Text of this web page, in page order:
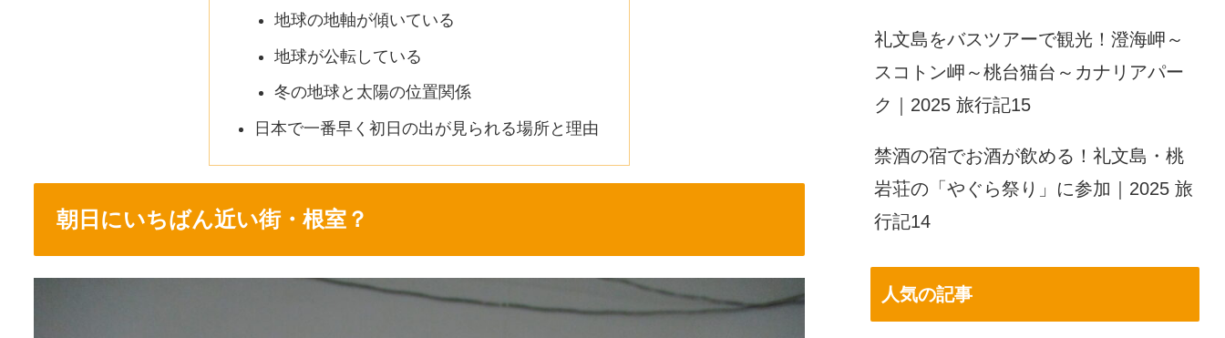
地球の地軸が傾いている
地球が公転している
冬の地球と太陽の位置関係
日本で一番早く初日の出が見られる場所と理由
朝日にいちばん近い街・根室？
礼文島をバスツアーで観光！澄海岬～
スコトン岬～桃台猫台～カナリアパー
ク｜2025 旅行記15
禁酒の宿でお酒が飲める！礼文島・桃
岩荘の「やぐら祭り」に参加｜2025 旅
行記14
人気の記事